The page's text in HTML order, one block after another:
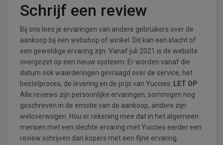
Schrijf een review
Bij ons lees je ervaringen van andere gebruikers over de
aankoop bij een webshop of winkel. Dit kan een klacht of
een geweldige ervaring zijn. Vanaf juli 2021 is de website
overgezet op een nieuw systeem. Er worden vanaf die
datum ook waarderingen gevraagd over de service, het
bestelproces, de levering en de prijs van Yuccies.
LET OP
Alle reviews zijn persoonlijke ervaringen, sommigen nog
geschreven in de emotie van de aankoop, andere zijn
weloverwogen. Hou er rekening mee dat in het algemeen
mensen met een slechte ervaring met Yuccies eerder een
review schrijven dan kopers met een fijne ervaring.